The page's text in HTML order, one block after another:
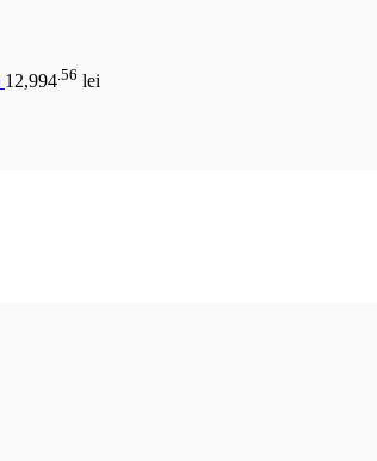
12,994.56 lei